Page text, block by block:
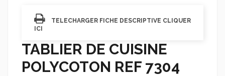
TELECHARGER FICHE DESCRIPTIVE CLIQUER
ICI
TABLIER DE CUISINE
POLYCOTON REF 7304